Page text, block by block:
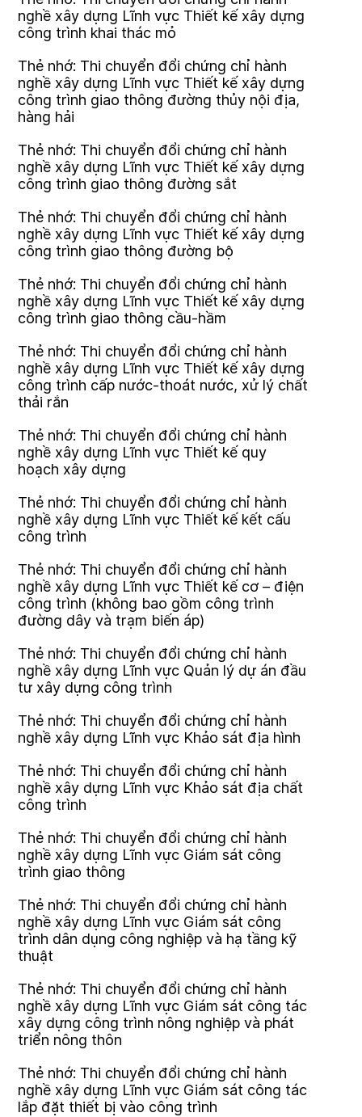
nghề xây dựng Lĩnh vực Thiết kế xây dựng
công trình khai thác mỏ
Thẻ nhớ: Thi chuyển đổi chứng chỉ hành
nghề xây dựng Lĩnh vực Thiết kế xây dựng
công trình giao thông đường thủy nội địa,
hàng hải
Thẻ nhớ: Thi chuyển đổi chứng chỉ hành
nghề xây dựng Lĩnh vực Thiết kế xây dựng
công trình giao thông đường sắt
Thẻ nhớ: Thi chuyển đổi chứng chỉ hành
nghề xây dựng Lĩnh vực Thiết kế xây dựng
công trình giao thông đường bộ
Thẻ nhớ: Thi chuyển đổi chứng chỉ hành
nghề xây dựng Lĩnh vực Thiết kế xây dựng
công trình giao thông cầu-hầm
Thẻ nhớ: Thi chuyển đổi chứng chỉ hành
nghề xây dựng Lĩnh vực Thiết kế xây dựng
công trình cấp nước-thoát nước, xử lý chất
thải rắn
Thẻ nhớ: Thi chuyển đổi chứng chỉ hành
nghề xây dựng Lĩnh vực Thiết kế quy
hoạch xây dựng
Thẻ nhớ: Thi chuyển đổi chứng chỉ hành
nghề xây dựng Lĩnh vực Thiết kế kết cấu
công trình
Thẻ nhớ: Thi chuyển đổi chứng chỉ hành
nghề xây dựng Lĩnh vực Thiết kế cơ – điện
công trình (không bao gồm công trình
đường dây và trạm biến áp)
Thẻ nhớ: Thi chuyển đổi chứng chỉ hành
nghề xây dựng Lĩnh vực Quản lý dự án đầu
tư xây dựng công trình
Thẻ nhớ: Thi chuyển đổi chứng chỉ hành
nghề xây dựng Lĩnh vực Khảo sát địa hình
Thẻ nhớ: Thi chuyển đổi chứng chỉ hành
nghề xây dựng Lĩnh vực Khảo sát địa chất
công trình
Thẻ nhớ: Thi chuyển đổi chứng chỉ hành
nghề xây dựng Lĩnh vực Giám sát công
trình giao thông
Thẻ nhớ: Thi chuyển đổi chứng chỉ hành
nghề xây dựng Lĩnh vực Giám sát công
trình dân dụng công nghiệp và hạ tầng kỹ
thuật
Thẻ nhớ: Thi chuyển đổi chứng chỉ hành
nghề xây dựng Lĩnh vực Giám sát công tác
xây dựng công trình nông nghiệp và phát
triển nông thôn
Thẻ nhớ: Thi chuyển đổi chứng chỉ hành
nghề xây dựng Lĩnh vực Giám sát công tác
lắp đặt thiết bị vào công trình